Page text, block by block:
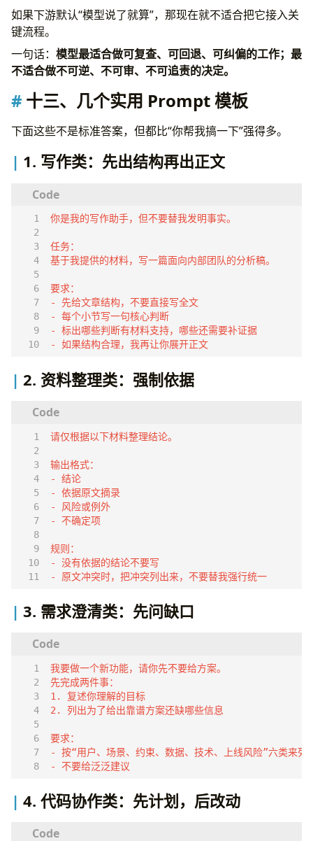
如果下游默认“模型说了就算”，那现在就不适合把它接入关
键流程。
一句话： 模型最适合做可复查、可回退、可纠偏的工作；最
不适合做不可逆、不可审、不可追责的决定。
十三、几个实用 Prompt 模板
下面这些不是标准答案，但都比“你帮我搞一下”强得多。
1. 写作类：先出结构再出正文
- 如果结构合理，我再让你展开正文
2. 资料整理类：强制依据
- 原文冲突时，把冲突列出来，不要替我强行统一
3. 需求澄清类：先问缺口
- 不要给泛泛建议
4. 代码协作类：先计划，后改动